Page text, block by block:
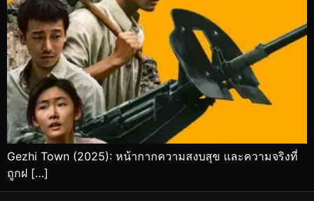
Gezhi Town (2025): หน้ากากความสงบสุข และความจริงที่
ถูกฝ […]